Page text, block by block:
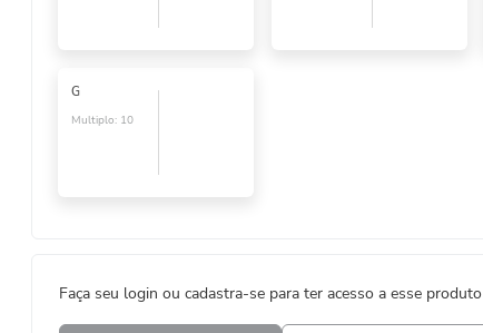
G
Multiplo: 10
Faça seu login ou cadastra-se para ter acesso a esse produto